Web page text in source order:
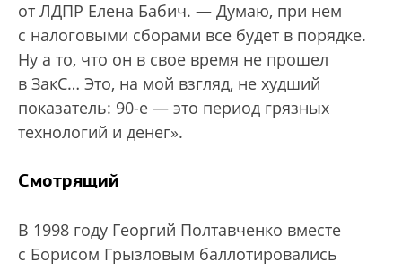
от ЛДПР Елена Бабич. — Думаю, при нем
с налоговыми сборами все будет в порядке.
Ну а то, что он в свое время не прошел
в ЗакС… Это, на мой взгляд, не худший
показатель: 90-е — это период грязных
технологий и денег».
Смотрящий
В 1998 году Георгий Полтавченко вместе
с Борисом Грызловым баллотировались